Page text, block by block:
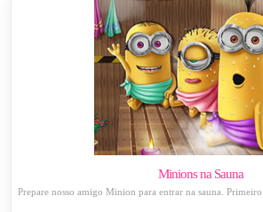
Minions na Sauna
Prepare nosso amigo Minion para entrar na sauna.